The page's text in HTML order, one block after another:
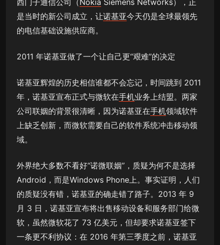
是当时的新公司成立，让诺基亚今天仍是全球最领先
的电信基础设施供应商。
2011 年诺基亚做了一个让自己更“艰难”的决定
诺基亚辉煌的历史相信谁都不会忘记，时间跳到 2011
年，诺基亚宣布正式与微软在手机业务上结盟。两家
公司联姻的背景很清晰，因为诺基亚在手机领域软件
上缺乏创新，而微软需要自己的软件系统冲击移动领
域。
外界绝大多数不看好“诺微联姻”，质疑为何不是选择
Android，而是Windows Phone上。事实证明，人们
的质疑没有错，诺基亚的确走错了路子。2013 年 9
月 3 日，诺基亚宣布将出售移动设备和服务部门给微
软，虽然微软花了 73 亿美元，但却要求诺基亚签下
一条更不利协议：在 2016 年第三季度之前，诺基亚